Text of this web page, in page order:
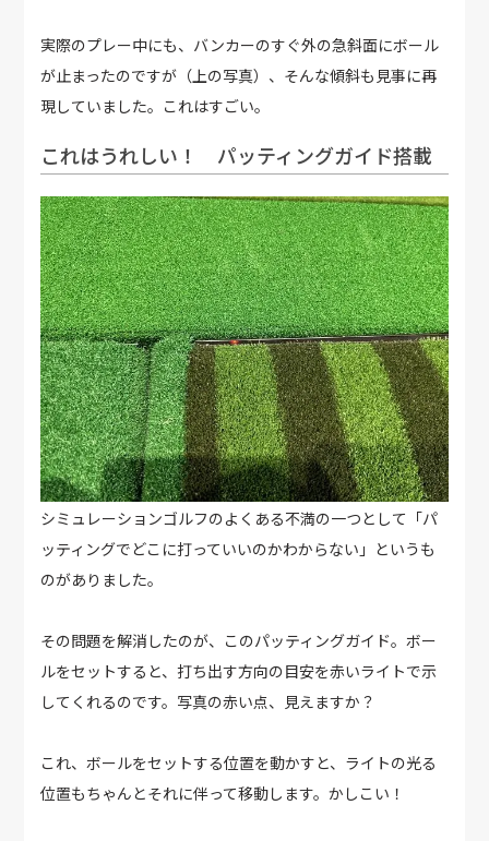
実際のプレー中にも、バンカーのすぐ外の急斜面にボール
が止まったのですが（上の写真）、そんな傾斜も見事に再
現していました。これはすごい。
これはうれしい！ パッティングガイド搭載
シミュレーションゴルフのよくある不満の一つとして「パ
ッティングでどこに打っていいのかわからない」というも
のがありました。
その問題を解消したのが、このパッティングガイド。ボー
ルをセットすると、打ち出す方向の目安を赤いライトで示
してくれるのです。写真の赤い点、見えますか？
これ、ボールをセットする位置を動かすと、ライトの光る
位置もちゃんとそれに伴って移動します。かしこい！